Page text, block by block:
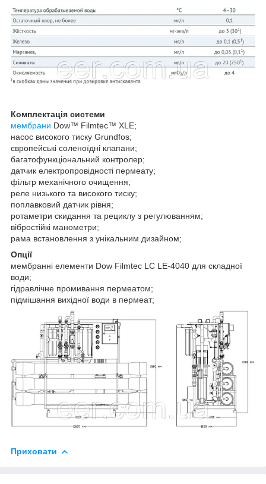
Комплектація системи
мембрани Dow™ Filmtec™ XLE;
насос високого тиску Grundfos;
європейські соленоїдні клапани;
багатофункціональний контролер;
датчик електропровідності пермеату;
фільтр механічного очищення;
реле низького та високого тиску;
поплавковий датчик рівня;
ротаметри скидання та рециклу з регулюванням;
вібростійкі манометри;
рама встановлення з унікальним дизайном;
Опції
мембранні елементи Dow Filmtec LC LE-4040 для складної
води;
гідравлічне промивання пермеатом;
підмішання вихідної води в пермеат;
Приховати